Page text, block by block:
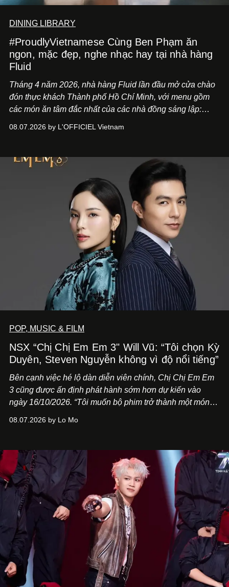
DINING LIBRARY
#ProudlyVietnamese Cùng Ben Phạm ăn
ngon, mặc đẹp, nghe nhạc hay tại nhà hàng
Fluid
Tháng 4 năm 2026, nhà hàng Fluid lần đầu mở cửa chào
đón thực khách Thành phố Hồ Chí Minh, với menu gồm
các món ăn tâm đắc nhất của các nhà đồng sáng lập:
món ăn đa dạng từ Á đến Âu nhanh chóng được yêu thích
mang đến niềm vui cho thực khách.
08.07.2026 by L'OFFICIEL Vietnam
POP, MUSIC & FILM
NSX “Chị Chị Em Em 3" Will Vũ: “Tôi chọn Kỳ
Duyên, Steven Nguyễn không vì độ nổi tiếng”
Bên cạnh việc hé lộ dàn diễn viên chính, Chị Chị Em Em
3 cũng được ấn định phát hành sớm hơn dự kiến vào
ngày 16/10/2026. “Tôi muốn bộ phim trở thành một món
Việt Nam”, NSX Will Vũ cho biết.
08.07.2026 by Lo Mo